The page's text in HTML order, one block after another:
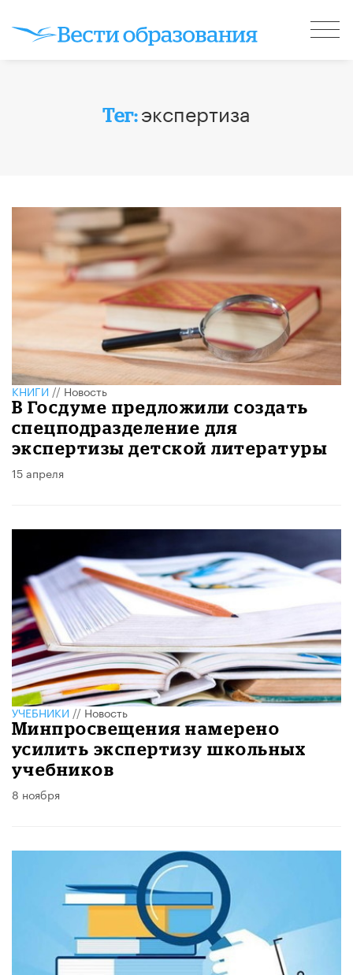
Тег:экспертиза
КНИГИ//Новость
В Госдуме предложили создать
спецподразделение для
экспертизы детской литературы
15 апреля
УЧЕБНИКИ // Новость
Минпросвещения намерено
усилить экспертизу школьных
учебников
8 ноября